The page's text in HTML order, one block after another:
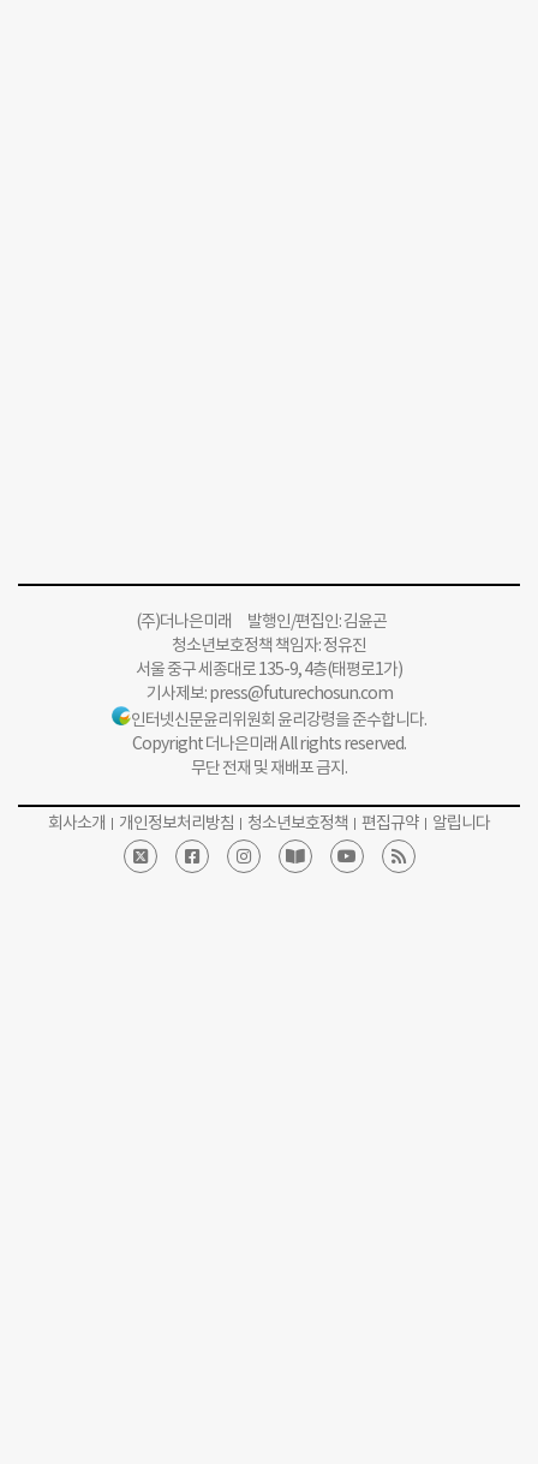
(주)더나은미래 발행인/편집인: 김윤곤
청소년보호정책 책임자: 정유진
서울 중구 세종대로 135-9, 4층(태평로1가)
기사제보:press@futurechosun.com
인터넷신문윤리위원회 윤리강령을 준수합니다.
Copyright 더나은미래 All rights reserved.
무단 전재 및 재배포 금지.
회사소개 개인정보처리방침 청소년보호정책 편집규약 알립니다